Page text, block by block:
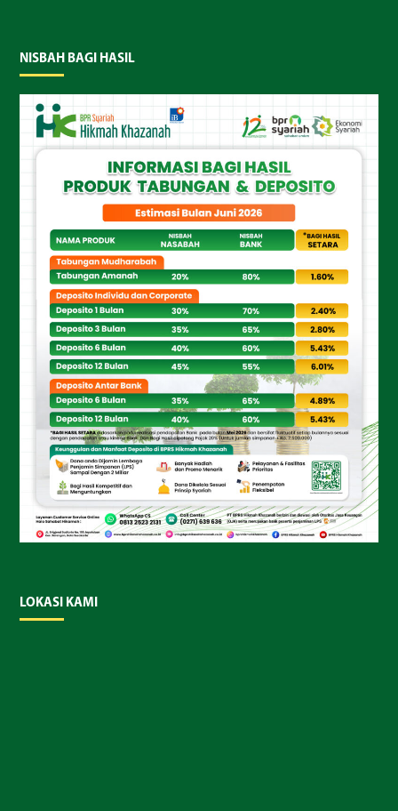
NISBAH BAGI HASIL
LOKASI KAMI